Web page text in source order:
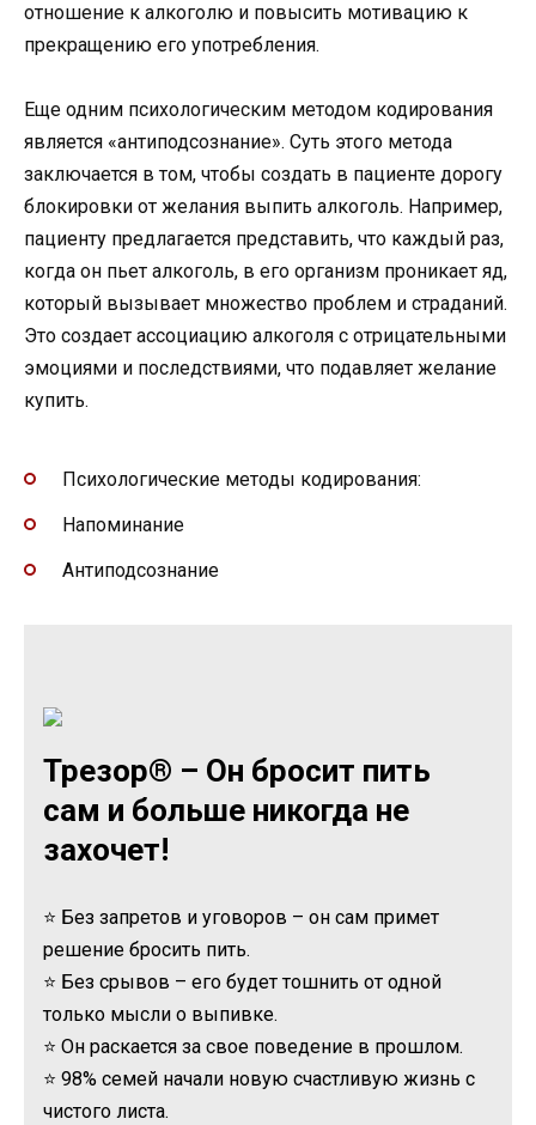
отношение к алкоголю и повысить мотивацию к
прекращению его употребления.
Еще одним психологическим методом кодирования
является «антиподсознание». Суть этого метода
заключается в том, чтобы создать в пациенте дорогу
блокировки от желания выпить алкоголь. Например,
пациенту предлагается представить, что каждый раз,
когда он пьет алкоголь, в его организм проникает яд,
который вызывает множество проблем и страданий.
Это создает ассоциацию алкоголя с отрицательными
эмоциями и последствиями, что подавляет желание
купить.
Психологические методы кодирования:
Напоминание
Антиподсознание
Трезор® – Он бросит пить
сам и больше никогда не
захочет!
⭐ Без запретов и уговоров – он сам примет
решение бросить пить.
⭐ Без срывов – его будет тошнить от одной
только мысли о выпивке.
⭐ Он раскается за свое поведение в прошлом.
⭐ 98% семей начали новую счастливую жизнь с
чистого листа.